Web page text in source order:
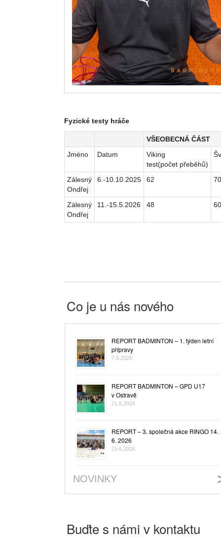
Fyzické testy hráče
VŠEOBECNÁ ČÁST
Jméno
Datum
Viking
test(počet přeběhů)
Zálesný
Ondřej
6.-10.10.2025 62 70
Zálesný
Ondřej
11.-15.5.2026 48 60
Co je u nás nového
REPORT BADMINTON – 1. týden letní
přípravy
7.8.2026
REPORT BADMINTON – GPD U17
v Ostravě
21.6.2026
REPORT – 3. společná akce RINGO 14.
6. 2026
15.6.2026
NOVINKY
Buďte s námi v kontaktu